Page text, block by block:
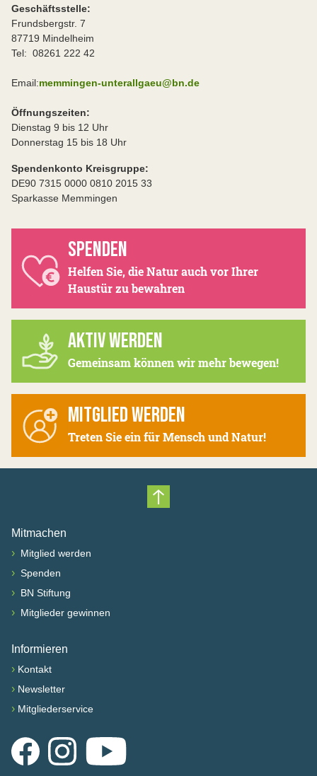
Geschäftsstelle:
Frundsbergstr. 7
87719 Mindelheim
Tel: 08261 222 42
Email:memmingen-unterallgaeu@bn.de
Öffnungszeiten:
Dienstag 9 bis 12 Uhr
Donnerstag 15 bis 18 Uhr
Spendenkonto Kreisgruppe:
DE90 7315 0000 0810 2015 33
Sparkasse Memmingen
SPENDEN
Helfen Sie, die Natur auch vor Ihrer
Haustür zu bewahren
AKTIV WERDEN
Gemeinsam können wir mehr bewegen!
MITGLIED WERDEN
Treten Sie ein für Mensch und Natur!
Nach oben scrollen
Mitmachen
› Mitglied werden
› Spenden
› BN Stiftung
› Mitglieder gewinnen
Informieren
› Kontakt
› Newsletter
› Mitgliederservice
FacebookInstagramYouTube